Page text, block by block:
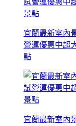
宜蘭最新室內
營運優惠中超
點
宜蘭最新室內